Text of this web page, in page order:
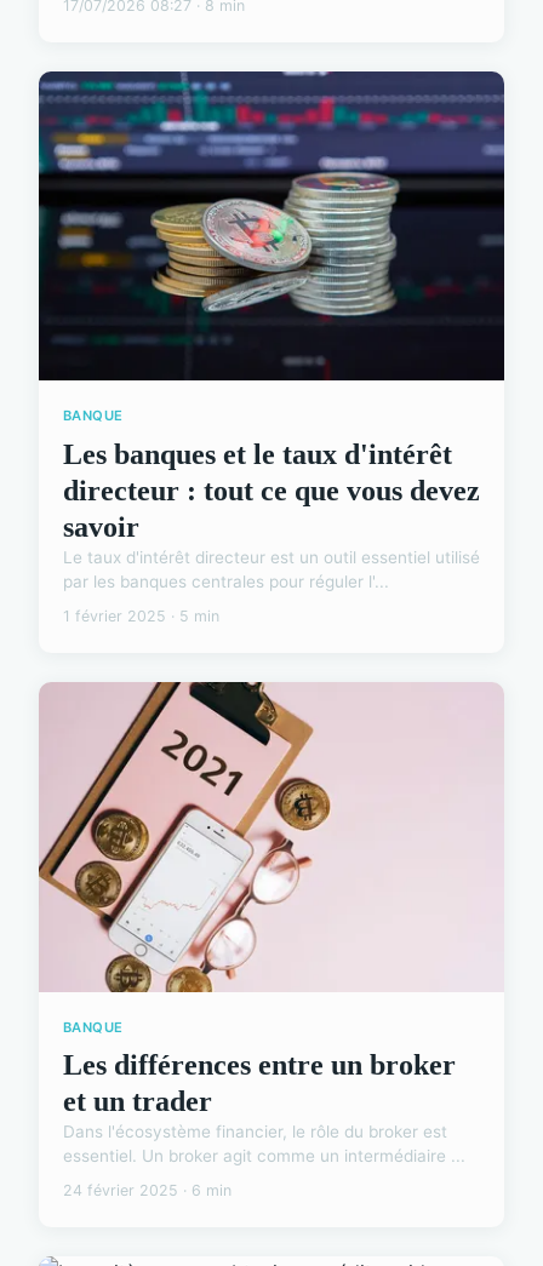
17/07/2026 08:27 · 8 min
BANQUE
Les banques et le taux d'intérêt
directeur : tout ce que vous devez
savoir
Le taux d'intérêt directeur est un outil essentiel utilisé
par les banques centrales pour réguler l'...
1 février 2025 · 5 min
BANQUE
Les différences entre un broker
et un trader
Dans l'écosystème financier, le rôle du broker est
essentiel. Un broker agit comme un intermédiaire ...
24 février 2025 · 6 min